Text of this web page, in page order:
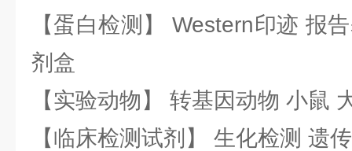
【蛋白检测】 Western印迹 报
剂盒
【实验动物】 转基因动物 小鼠
【临床检测试剂】 生化检测 遗